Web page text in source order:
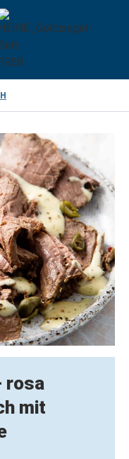
rosa
mit